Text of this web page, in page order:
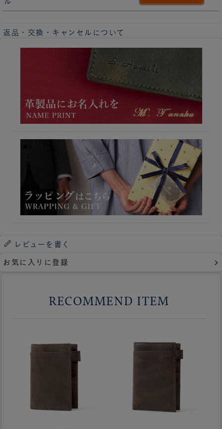
返品・交換・キャンセルについて
レビューを書く
お気に入りに登録
RECOMMEND ITEM